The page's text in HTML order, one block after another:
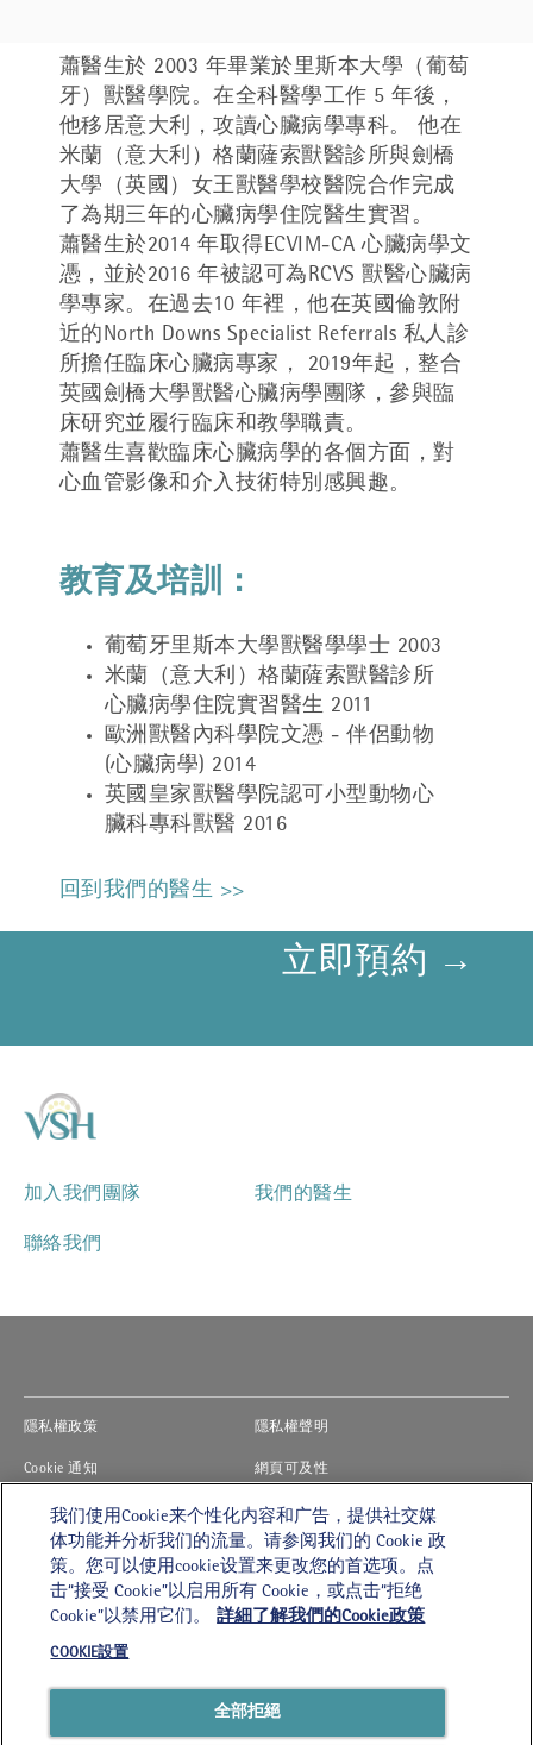
蕭醫生於 2003 年畢業於里斯本大學（葡萄
牙）獸醫學院。在全科醫學工作 5 年後，
他移居意大利，攻讀心臟病學專科。 他在
米蘭（意大利）格蘭薩索獸醫診所與劍橋
大學（英國）女王獸醫學校醫院合作完成
了為期三年的心臟病學住院醫生實習。
蕭醫生於2014 年取得ECVIM-CA 心臟病學文
憑，並於2016 年被認可為RCVS 獸醫心臟病
學專家。在過去10 年裡，他在英國倫敦附
近的North Downs Specialist Referrals 私人診
所擔任臨床心臟病專家， 2019年起，整合
英國劍橋大學獸醫心臟病學團隊，參與臨
床研究並履行臨床和教學職責。
蕭醫生喜歡臨床心臟病學的各個方面，對
心血管影像和介入技術特別感興趣。
教育及培訓：
葡萄牙里斯本大學獸醫學學士 2003
米蘭（意大利）格蘭薩索獸醫診所
心臟病學住院實習醫生 2011
歐洲獸醫內科學院文憑 - 伴侶動物
(心臟病學) 2014
英國皇家獸醫學院認可小型動物心
臟科專科獸醫 2016
回到我們的醫生 >>
立即預約 →
加入我們團隊 我們的醫生
聯絡我們
隱私權政策 隱私權聲明
Cookie 通知 網頁可及性
法律使用條款(opens in new window) 《現代奴役法案》(opens in new window)
COOKIE設置 职业 (opens in new window)
九龍何文田自由道7號
地下至1樓
我们使用Cookie来个性化内容和广告，提供社交媒
体功能并分析我们的流量。请参阅我们的 Cookie 政
策。您可以使用cookie设置来更改您的首选项。点
击“接受 Cookie”以启用所有 Cookie，或点击“拒绝
Cookie”以禁用它们。
詳細了解我們的Cookie政策
COOKIE設置
全部拒絕